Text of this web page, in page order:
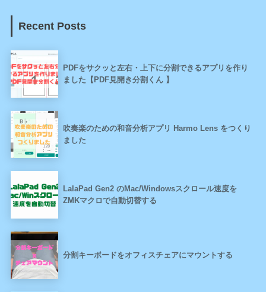
Recent Posts
PDFをサクッと左右・上下に分割できるアプリを作り
ました【PDF見開き分割くん 】
吹奏楽のための和音分析アプリ Harmo Lens をつくり
ました
LalaPad Gen2 のMac/Windowsスクロール速度を
ZMKマクロで自動切替する
分割キーボードをオフィスチェアにマウントする